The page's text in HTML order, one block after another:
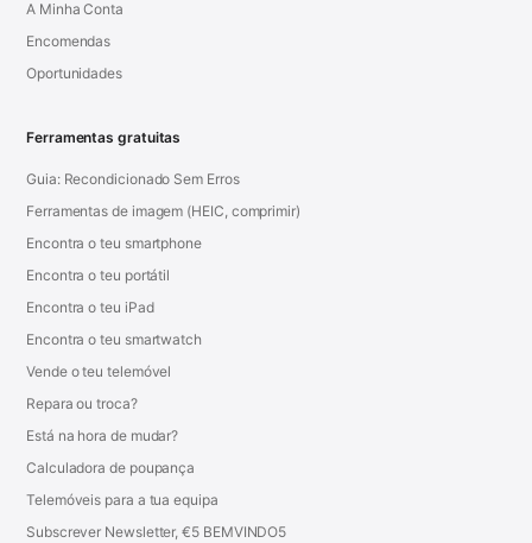
A Minha Conta
Encomendas
Oportunidades
Ferramentas gratuitas
Guia: Recondicionado Sem Erros
Ferramentas de imagem (HEIC, comprimir)
Encontra o teu smartphone
Encontra o teu portátil
Encontra o teu iPad
Encontra o teu smartwatch
Vende o teu telemóvel
Repara ou troca?
Está na hora de mudar?
Calculadora de poupança
Telemóveis para a tua equipa
Subscrever Newsletter, €5 BEMVINDO5